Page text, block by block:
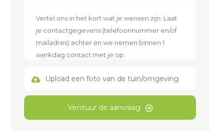
Upload een foto van de tuin/omgeving
Verstuur de aanvraag